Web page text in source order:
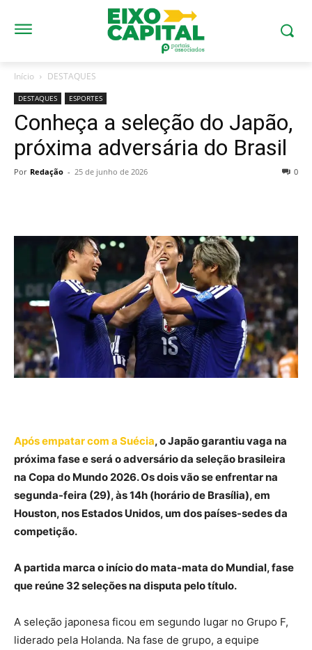
Início DESTAQUES
DESTAQUES ESPORTES
Conheça a seleção do Japão,
próxima adversária do Brasil
Por Redação - 25 de junho de 2026 0
Após empatar com a Suécia, o Japão garantiu vaga na
próxima fase e será o adversário da seleção brasileira
na Copa do Mundo 2026. Os dois vão se enfrentar na
segunda-feira (29), às 14h (horário de Brasília), em
Houston, nos Estados Unidos, um dos países-sedes da
competição.
A partida marca o início do mata-mata do Mundial, fase
que reúne 32 seleções na disputa pelo título.
A seleção japonesa ficou em segundo lugar no Grupo F,
liderado pela Holanda. Na fase de grupo, a equipe